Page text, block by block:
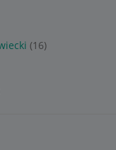
(16)